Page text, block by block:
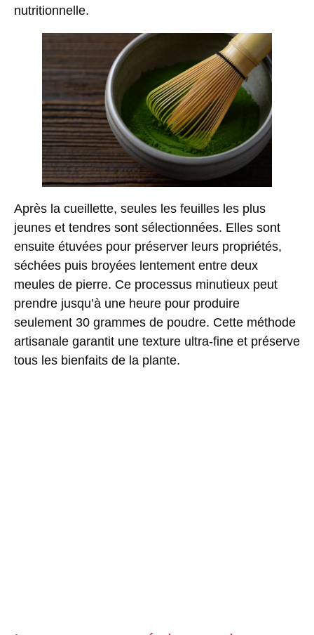
nutritionnelle.
Après la cueillette, seules les feuilles les plus
jeunes et tendres sont sélectionnées. Elles sont
ensuite étuvées pour préserver leurs propriétés,
séchées puis broyées lentement entre deux
meules de pierre. Ce processus minutieux peut
prendre jusqu’à une heure pour produire
seulement 30 grammes de poudre. Cette méthode
artisanale garantit une texture ultra-fine et préserve
tous les bienfaits de la plante.